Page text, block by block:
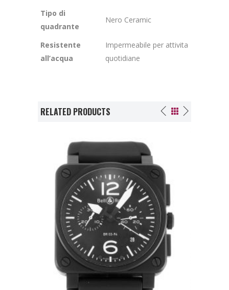
Tipo di
quadrante
Nero Ceramic
Resistente
all’acqua
Impermeabile per attivita
quotidiane
RELATED PRODUCTS